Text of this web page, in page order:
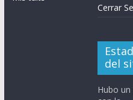
Cerrar
del
Hubo